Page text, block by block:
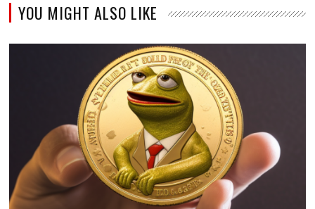
YOU MIGHT ALSO LIKE